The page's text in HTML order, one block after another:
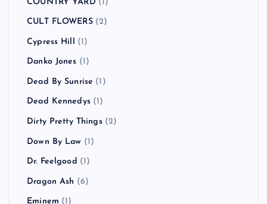
COUNTRY YARD (1)
CULT FLOWERS(2)
Cypress Hill (1)
Danko Jones (1)
Dead By Sunrise (1)
Dead Kennedys(1)
Dirty Pretty Things(2)
Down By Law (1)
Dr. Feelgood (1)
Dragon Ash (6)
Eminem (1)